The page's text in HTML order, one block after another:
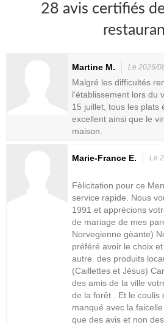
28 avis certifiés
Martine M. Le 2026/
Malgré les difficultés
l'établissement lors du
15 juillet, tous les plats
excellent ainsi que le
maison.
Marie-France E. Le
Fèlicitation pour ce
service rapide. Nous
1991 et apprécions
de mariage de mes
Norvegienne gèante)
préféré avoir le choix
autre. des produits
(Caillettes et Jèsus)
des amis de la ville
de la forêt . Et le coulis
manqué avec la
que des avis et non